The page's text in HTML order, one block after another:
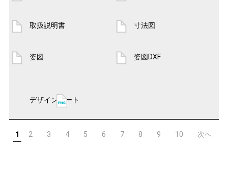
取扱説明書 寸法図
姿図 姿図DXF
デザインシート
1 2 3 4 5 6 7 8 9 10 次へ